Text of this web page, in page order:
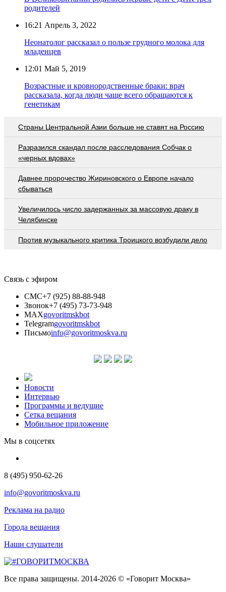
родителей
16:21 Апрель 3, 2022
Неонатолог рассказал о пользе грудного молока для
младенцев
12:01 Май 5, 2019
Возрастные и кровнородственные браки: врач
рассказала, когда люди чаще всего обращаются к
генетикам
Страны Центральной Азии больше не ставят на Россию
Разразился скандал после расследования Собчак о
«черных вдовах»
Давнее пророчество Жириновского о Европе начало
сбываться
Увеличилось число задержанных за массовую драку в
Челябинске
Против музыкального критика Троицкого возбудили дело
Связь с эфиром
СМС+7 (925) 88-88-948
Звонок+7 (495) 73-73-948
MAXgovoritmskbot
Telegramgovoritmskbot
Письмоinfo@govoritmoskva.ru
Новости
Интервью
Программы и ведущие
Сетка вещания
Мобильное приложение
Мы в соцсетях
8 (495) 950-62-26
info@govoritmoskva.ru
Реклама на радио
Города вещания
Наши слушатели
Все права защищены. 2014-2026 © «Говорит Москва»